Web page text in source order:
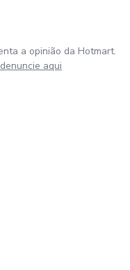
a opinião da Hotmart.
denuncie aqui